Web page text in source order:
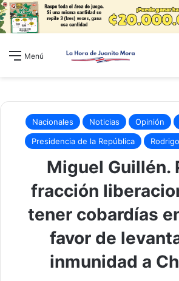
Menú
Nacionales Noticias Opinión
Presidencia de la República
Miguel Guillén.
fracción
tener cobardías
favor de
inmunidad a